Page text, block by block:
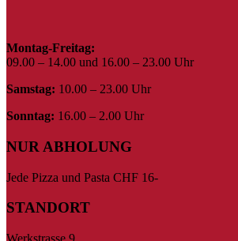
Montag-Freitag:
09.00 – 14.00 und 16.00 – 23.00 Uhr
Samstag: 10.00 – 23.00 Uhr
Sonntag: 16.00 – 2.00 Uhr
NUR ABHOLUNG
Jede Pizza und Pasta CHF 16-
STANDORT